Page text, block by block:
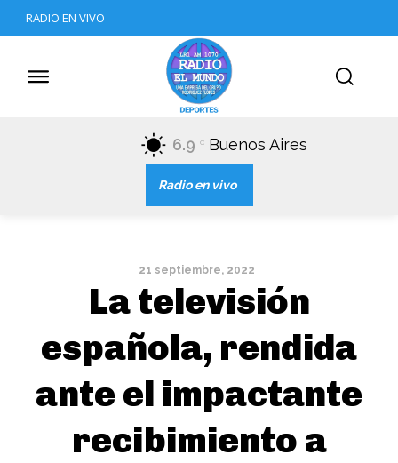
RADIO EN VIVO
6.9 C Buenos Aires
Radio en vivo
21 septiembre, 2022
La televisión
española, rendida
ante el impactante
recibimiento a